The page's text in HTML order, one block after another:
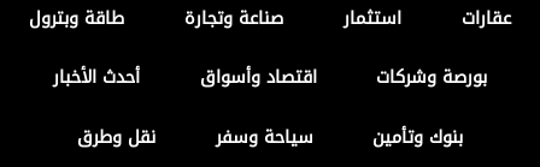
عقارات استثمار صناعة وتجارة
طاقة وبترول
بورصة وشركات
اقتصاد وأسواق
أحدث الأخبار
بنوك وتأمين
سياحة وسفر
نقل وطرق